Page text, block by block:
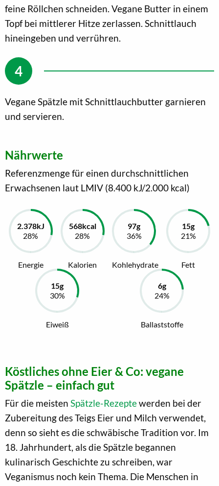
feine Röllchen schneiden. Vegane Butter in einem
Topf bei mittlerer Hitze zerlassen. Schnittlauch
hineingeben und verrühren.
Vegane Spätzle mit Schnittlauchbutter garnieren
und servieren.
Nährwerte
Referenzmenge für einen durchschnittlichen
Erwachsenen laut LMIV (8.400 kJ/2.000 kcal)
Energie Kalorien Kohlehydrate Fett
Eiweiß Ballaststoffe
Köstliches ohne Eier & Co: vegane
Spätzle – einfach gut
Für die meisten Spätzle-Rezeptewerden bei der
Zubereitung des Teigs Eier und Milch verwendet,
denn so sieht es die schwäbische Tradition vor. Im
18. Jahrhundert, als die Spätzle begannen
kulinarisch Geschichte zu schreiben, war
Veganismus noch kein Thema. Die Menschen in